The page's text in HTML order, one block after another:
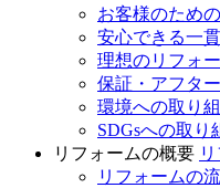
お客様のため
安心できる一
理想のリフォ
保証・アフタ
環境への取り
SDGsへの取り
リフォームの概要
リフォームの